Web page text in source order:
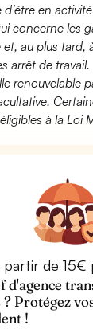
d’être en
concerne les
au plus tard,
arrêt de travail.
renouvelable
à la Loi
partir de 15€
d'agence
Protégez
!